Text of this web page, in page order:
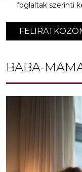
foglaltak szerinti
BABA-